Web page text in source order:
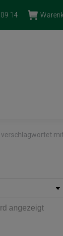
14
mit
angezeigt